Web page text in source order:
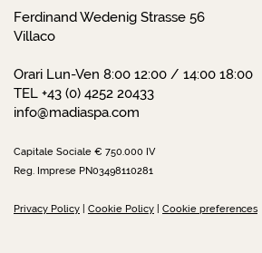
Ferdinand Wedenig Strasse 56
Villaco
Orari Lun-Ven 8:00 12:00 / 14:00 18:00
TEL +43 (0) 4252 20433
info@madiaspa.com
Capitale Sociale € 750.000 IV
Reg. Imprese PN03498110281
Privacy Policy | Cookie Policy | Cookie preferences